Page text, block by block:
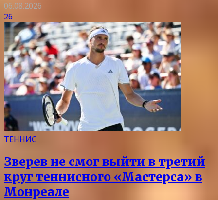
06.08.2026
26
ТЕННИС
Зверев не смог выйти в третий
круг теннисного «Мастерса» в
Монреале